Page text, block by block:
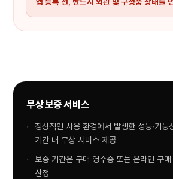
앱 등록 전, 반드시 외관 및 구성품 상태를
무상 보증 서비스
정상적인 사용 환경에서 발생한 성능·기능
기간 내 무상 서비스 제공
보증 기간은 구매 영수증 또는 온라인 구
산정